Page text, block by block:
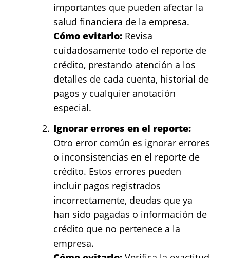
importantes que pueden afectar la
salud financiera de la empresa.
Cómo evitarlo: Revisa
cuidadosamente todo el reporte de
crédito, prestando atención a los
detalles de cada cuenta, historial de
pagos y cualquier anotación
especial.
Ignorar errores en el reporte:
Otro error común es ignorar errores
o inconsistencias en el reporte de
crédito. Estos errores pueden
incluir pagos registrados
incorrectamente, deudas que ya
han sido pagadas o información de
crédito que no pertenece a la
empresa.